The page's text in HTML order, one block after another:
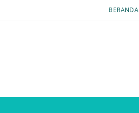
BERANDA